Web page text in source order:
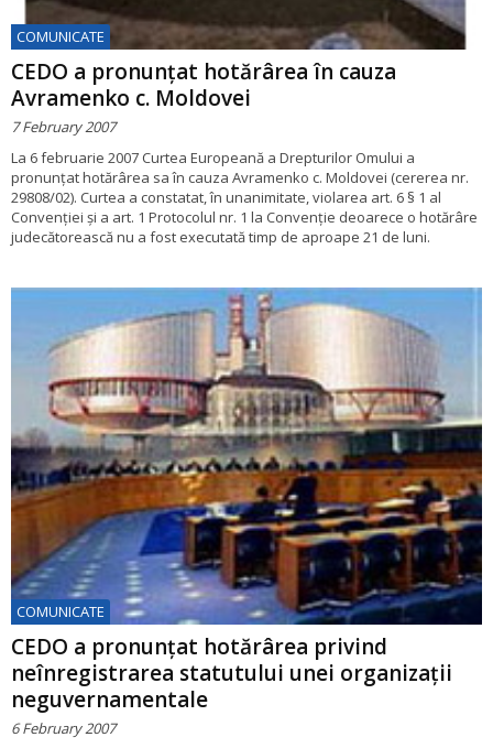
COMUNICATE
CEDO a pronunțat hotărârea în cauza
Avramenko c. Moldovei
7 February 2007
La 6 februarie 2007 Curtea Europeană a Drepturilor Omului a
pronunțat hotărârea sa în cauza Avramenko c. Moldovei (cererea nr.
29808/02). Curtea a constatat, în unanimitate, violarea art. 6 § 1 al
Convenției și a art. 1 Protocolul nr. 1 la Convenție deoarece o hotărâre
judecătorească nu a fost executată timp de aproape 21 de luni.
COMUNICATE
CEDO a pronunțat hotărârea privind
neînregistrarea statutului unei organizații
neguvernamentale
6 February 2007